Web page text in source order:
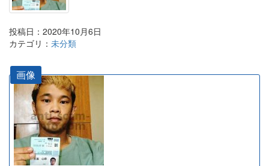
投稿日：2020年10月6日
カテゴリ： 未分類
画像